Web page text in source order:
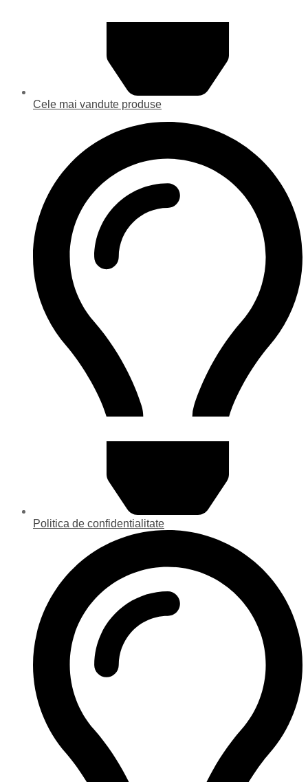
Cele mai vandute produse
Politica de confidentialitate